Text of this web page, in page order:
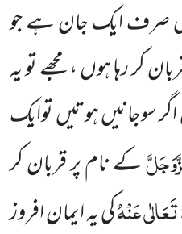
صرف ایک جان ہے جو
کر رہا ہوں ، مجھے تو یہ
سوجانیں ہوتیںتوایک
کے نام پر قربان کر
عَنْہُکی یہ ایمان افروز